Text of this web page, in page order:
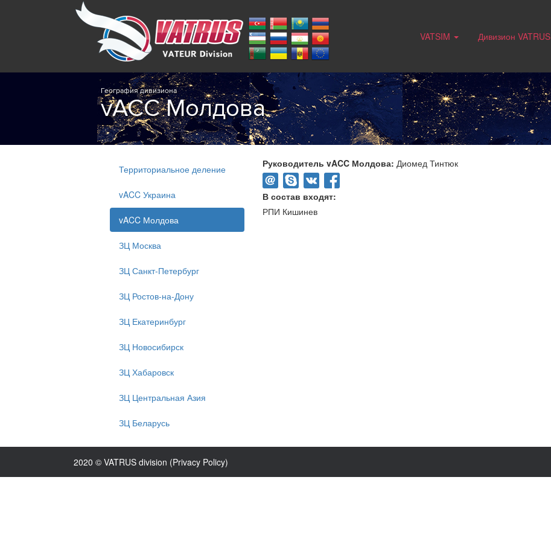
VATSIM Дивизион VATRUS
География дивизиона
vACC Молдова
Территориальное деление
vACC Украина
vACC Молдова
ЗЦ Москва
ЗЦ Санкт-Петербург
ЗЦ Ростов-на-Дону
ЗЦ Екатеринбург
ЗЦ Новосибирск
ЗЦ Хабаровск
ЗЦ Центральная Азия
ЗЦ Беларусь
Руководитель vACC Молдова: Диомед Тинтюк
В состав входят:
РПИ Кишинев
2020 © VATRUS division (Privacy Policy)